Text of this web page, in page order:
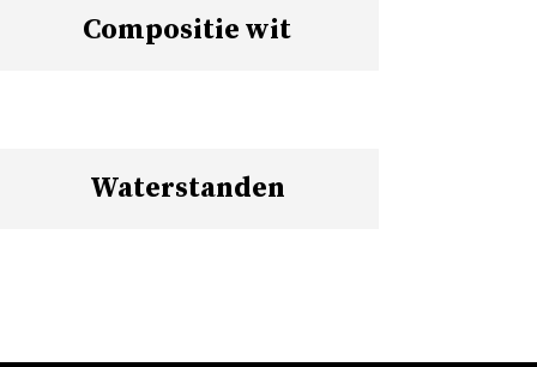
Compositie wit
Waterstanden